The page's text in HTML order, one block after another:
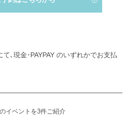
､現金･PAYPAY のいずれかでお支払
イベントを3件ご紹介